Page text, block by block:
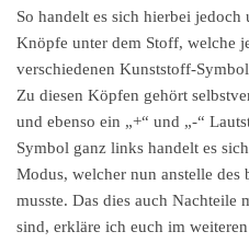
So handelt es sich hierbei
Knöpfe unter dem Stoff, welche
verschiedenen Kunststoff-
Zu diesen Köpfen gehört
und ebenso ein „+“ und „-“
Symbol ganz links handelt es
Modus, welcher nun anstelle des
musste. Das dies auch Nachteile
sind, erkläre ich euch im